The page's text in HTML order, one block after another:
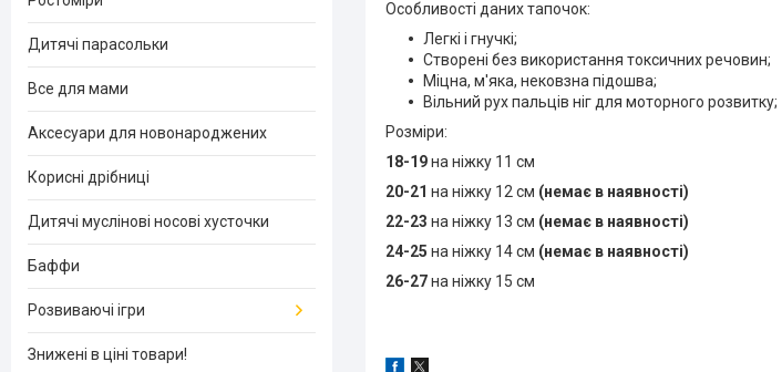
Особливості даних тапочок:
Легкі і гнучкі;
Створені без використання токсичних речовин;
Міцна, м'яка, нековзна підошва;
Вільний рух пальців ніг для моторного розвитку;
Розміри:
18-19на ніжку 11 см
20-21 на ніжку 12 см (немає в наявності)
22-23 на ніжку 13 см (немає в наявності)
24-25 на ніжку 14 см (немає в наявності)
26-27на ніжку 15 см
Дитячі парасольки
Все для мами
Аксесуари для новонароджених
Корисні дрібниці
Дитячі муслінові носові хусточки
Баффи
Розвиваючі ігри
Знижені в ціні товари!